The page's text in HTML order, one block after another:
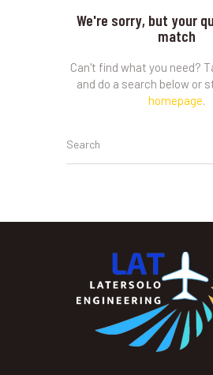
We're sorry, but your
match
Can't find what you need?
and do a search below or
homepage.